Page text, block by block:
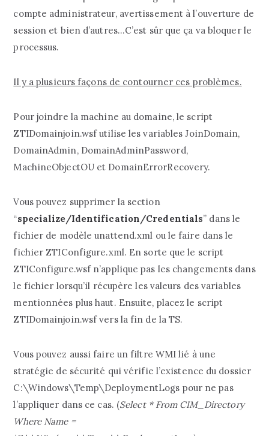
compte administrateur, avertissement à l’ouverture de
session et bien d’autres…C’est sûr que ça va bloquer le
processus.
Il y a plusieurs façons de contourner ces problèmes.
Pour joindre la machine au domaine, le script
ZTIDomainjoin.wsf utilise les variables JoinDomain,
DomainAdmin, DomainAdminPassword,
MachineObjectOU et DomainErrorRecovery.
Vous pouvez supprimer la section
“specialize/Identification/Credentials” dans le
fichier de modèle unattend.xml ou le faire dans le
fichier ZTIConfigure.xml. En sorte que le script
ZTIConfigure.wsf n’applique pas les changements dans
le fichier lorsqu’il récupère les valeurs des variables
mentionnées plus haut. Ensuite, placez le script
ZTIDomainjoin.wsf vers la fin de la TS.
Vous pouvez aussi faire un filtre WMI lié à une
stratégie de sécurité qui vérifie l’existence du dossier
C:\Windows\Temp\DeploymentLogs pour ne pas
l’appliquer dans ce cas. (Select * From CIM_Directory
Where Name =